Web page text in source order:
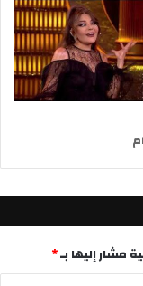
مشار إليها بـ*